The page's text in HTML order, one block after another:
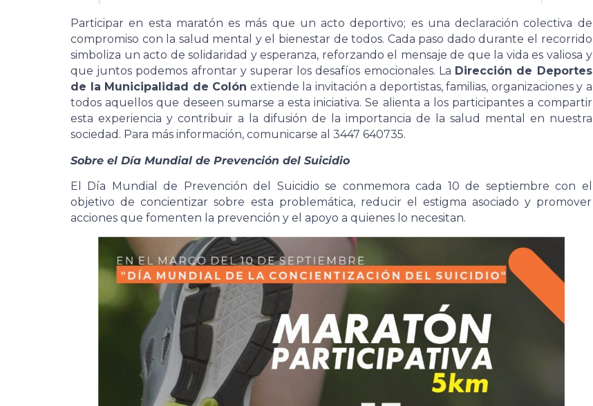
Participar en esta maratón es más que un acto deportivo; es una declaración colectiva de
compromiso con la salud mental y el bienestar de todos. Cada paso dado durante el recorrido
simboliza un acto de solidaridad y esperanza, reforzando el mensaje de que la vida es valiosa y
que juntos podemos afrontar y superar los desafíos emocionales. La Dirección de Deportes
de la Municipalidad de Colón extiende la invitación a deportistas, familias, organizaciones y a
todos aquellos que deseen sumarse a esta iniciativa. Se alienta a los participantes a compartir
esta experiencia y contribuir a la difusión de la importancia de la salud mental en nuestra
sociedad. Para más información, comunicarse al 3447 640735.
Sobre el Día Mundial de Prevención del Suicidio
El Día Mundial de Prevención del Suicidio se conmemora cada 10 de septiembre con el
objetivo de concientizar sobre esta problemática, reducir el estigma asociado y promover
acciones que fomenten la prevención y el apoyo a quienes lo necesitan.